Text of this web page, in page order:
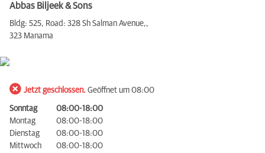
Abbas Biljeek & Sons
Bldg: 525, Road: 328 Sh Salman Avenue,,
323 Manama
Jetzt geschlossen. Geöffnet um 08:00
Sonntag
08:00-18:00
Montag
08:00-18:00
Dienstag
08:00-18:00
Mittwoch
08:00-18:00